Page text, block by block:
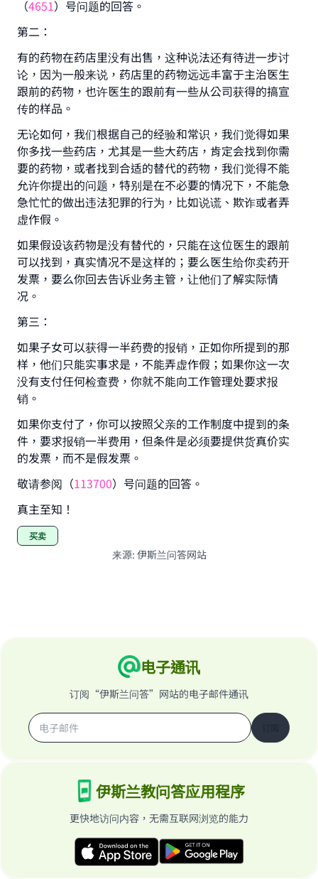
（4651）号问题的回答。
第二：
有的药物在药店里没有出售，这种说法还有待进一步讨
论，因为一般来说，药店里的药物远远丰富于主治医生
跟前的药物，也许医生的跟前有一些从公司获得的搞宣
传的样品。
无论如何，我们根据自己的经验和常识，我们觉得如果
你多找一些药店，尤其是一些大药店，肯定会找到你需
要的药物，或者找到合适的替代的药物，我们觉得不能
允许你提出的问题，特别是在不必要的情况下，不能急
急忙忙的做出违法犯罪的行为，比如说谎、欺诈或者弄
虚作假。
如果假设该药物是没有替代的，只能在这位医生的跟前
可以找到，真实情况不是这样的；要么医生给你卖药开
发票，要么你回去告诉业务主管，让他们了解实际情
况。
第三：
如果子女可以获得一半药费的报销，正如你所提到的那
样，他们只能实事求是，不能弄虚作假；如果你这一次
没有支付任何检查费，你就不能向工作管理处要求报
销。
如果你支付了，你可以按照父亲的工作制度中提到的条
件，要求报销一半费用，但条件是必须要提供货真价实
的发票，而不是假发票。
敬请参阅（113700）号问题的回答。
真主至知！
买卖
来源: 伊斯兰问答网站
电子通讯
订阅“伊斯兰问答”网站的电子邮件通讯
伊斯兰教问答应用程序
更快地访问内容，无需互联网浏览的能力
Make an impact on millions of lives
with your contribution today
The Prophet (ﷺ) said:
"A person who leads others to doing what is
good will earn the same reward as those who
do it."
(MUSLIM, 1893)
Support IslamQA